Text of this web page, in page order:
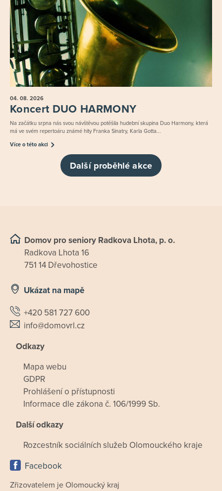
04. 08. 2026
Koncert DUO HARMONY
Na začátku srpna nás svou návštěvou potěšila hudební skupina Duo Harmony, která
má ve svém repertoáru známé hity Franka Sinatry, Karla Gotta...
Více o této akci
Další proběhlé akce
Domov pro seniory Radkova Lhota, p. o.
Radkova Lhota 16
751 14 Dřevohostice
Ukázat na mapě
+420 581 727 600
info@domovrl.cz
Odkazy
Mapa webu
GDPR
Prohlášení o přístupnosti
Informace dle zákona č. 106/1999 Sb.
Další odkazy
Rozcestník sociálních služeb Olomouckého kraje
Facebook
Zřizovatelem je Olomoucký kraj